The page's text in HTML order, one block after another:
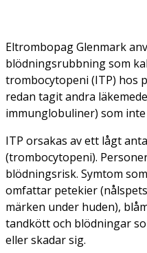
Eltrombopag Glenmark
blödningsrubbning som
trombocytopeni (ITP) hos
redan tagit andra
immunglobuliner) som
ITP orsakas av ett lågt
(trombocytopeni).
blödningsrisk. Symtom
omfattar petekier
märken under huden),
tandkött och blödningar
eller skadar sig.